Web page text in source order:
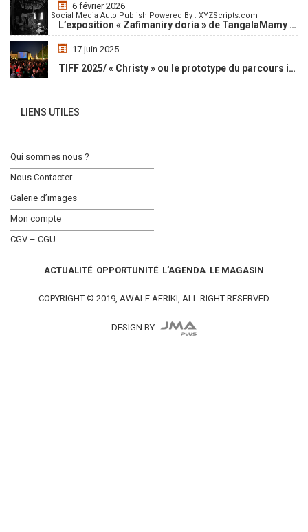
6 février 2026
L’exposition « Zafimaniry doria » de TangalaMamy honore la mémoire d’un peuple malgache
17 juin 2025
TIFF 2025/ « Christy » ou le prototype du parcours initiatique
LIENS UTILES
Qui sommes nous ?
Nous Contacter
Galerie d’images
Mon compte
CGV – CGU
ACTUALITÉ OPPORTUNITÉ L’AGENDA LE MAGASIN
COPYRIGHT © 2019, AWALE AFRIKI, ALL RIGHT RESERVED
DESIGN BY
Social Media Auto Publish Powered By : XYZScripts.com